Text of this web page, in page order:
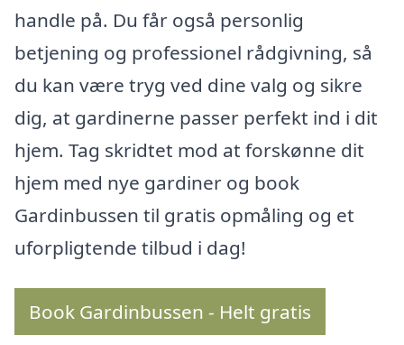
handle på. Du får også personlig
betjening og professionel rådgivning, så
du kan være tryg ved dine valg og sikre
dig, at gardinerne passer perfekt ind i dit
hjem. Tag skridtet mod at forskønne dit
hjem med nye gardiner og book
Gardinbussen til gratis opmåling og et
uforpligtende tilbud i dag!
Book Gardinbussen - Helt gratis